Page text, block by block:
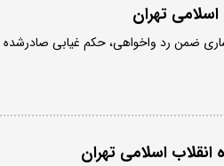
افشاری ضمن رد واخواهی، حکم غیابی صادرشده